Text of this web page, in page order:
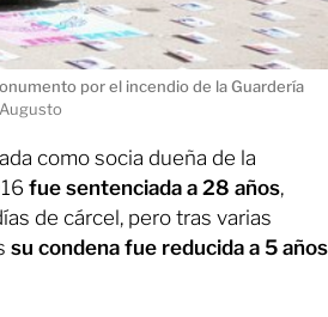
por el incendio de la Guardería
como socia dueña de la
fue sentenciada a 28 años,
de cárcel, pero tras varias
su condena fue reducida a 5 años